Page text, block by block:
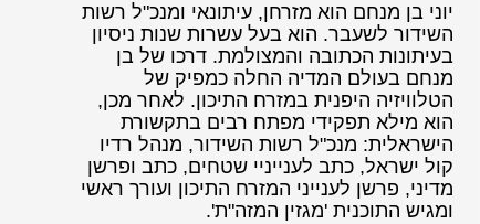
יוני בן מנחם הוא מזרחן, עיתונאי ומנכ"ל רשות
השידור לשעבר. הוא בעל עשרות שנות ניסיון
בעיתונות הכתובה והמצולמת. דרכו של בן
מנחם בעולם המדיה החלה כמפיק של
הטלוויזיה היפנית במזרח התיכון. לאחר מכן,
הוא מילא תפקידי מפתח רבים בתקשורת
הישראלית: מנכ"ל רשות השידור, מנהל רדיו
קול ישראל, כתב לענייניי שטחים, כתב ופרשן
מדיני, פרשן לענייני המזרח התיכון ועורך ראשי
ומגיש התוכנית 'מגזין המזה"ת'.